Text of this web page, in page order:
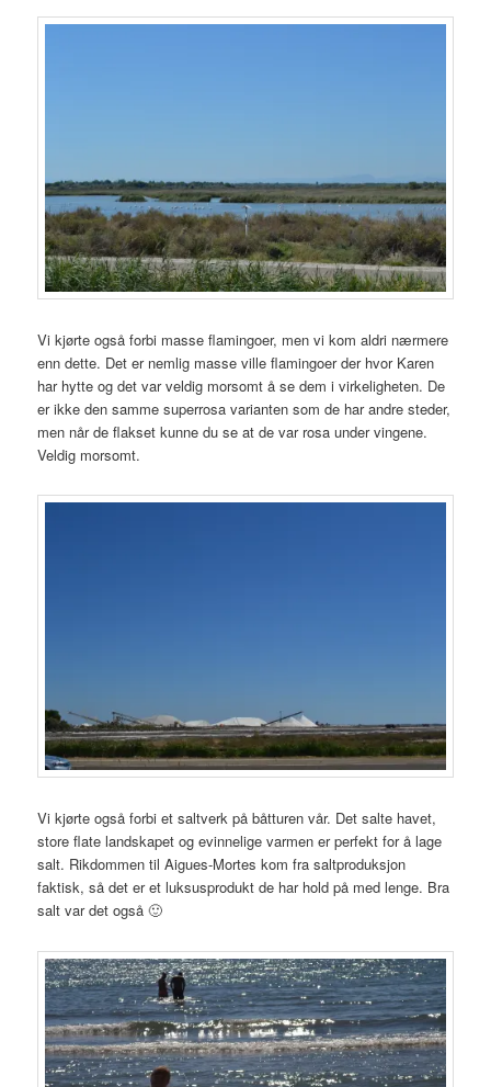
Vi kjørte også forbi masse flamingoer, men vi kom aldri nærmere
enn dette. Det er nemlig masse ville flamingoer der hvor Karen
har hytte og det var veldig morsomt å se dem i virkeligheten. De
er ikke den samme superrosa varianten som de har andre steder,
men når de flakset kunne du se at de var rosa under vingene.
Veldig morsomt.
Vi kjørte også forbi et saltverk på båtturen vår. Det salte havet,
store flate landskapet og evinnelige varmen er perfekt for å lage
salt. Rikdommen til Aigues-Mortes kom fra saltproduksjon
faktisk, så det er et luksusprodukt de har hold på med lenge. Bra
salt var det også 🙂